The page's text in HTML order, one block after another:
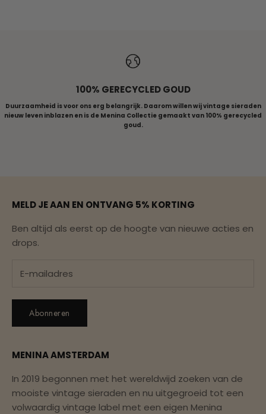
100% GERECYCLED GOUD
Duurzaamheid is voor ons erg belangrijk. Daarom willen wij vintage sieraden
nieuw leven inblazen en is de Menina Collectie gemaakt van 100% gerecycled
goud.
MELD JE AAN EN ONTVANG 5% KORTING
Ben altijd als eerst op de hoogte van nieuwe acties en
drops.
Abonneren
MENINA AMSTERDAM
In 2019 begonnen met het wereldwijd zoeken van de
mooiste vintage sieraden en nu uitgegroeid tot een
volwaardig vintage label met een eigen Menina